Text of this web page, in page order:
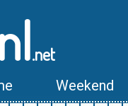
.net
Weekend